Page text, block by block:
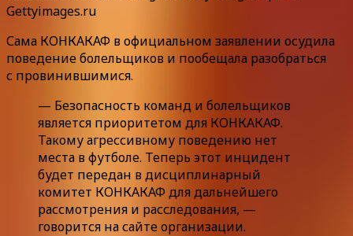
Gettyimages.ru
Сама КОНКАКАФ в официальном заявлении осудила
поведение болельщиков и пообещала разобраться
с провинившимися.
— Безопасность команд и болельщиков
является приоритетом для КОНКАКАФ.
Такому агрессивному поведению нет
места в футболе. Теперь этот инцидент
будет передан в дисциплинарный
комитет КОНКАКАФ для дальнейшего
рассмотрения и расследования, —
говорится на сайте организации.